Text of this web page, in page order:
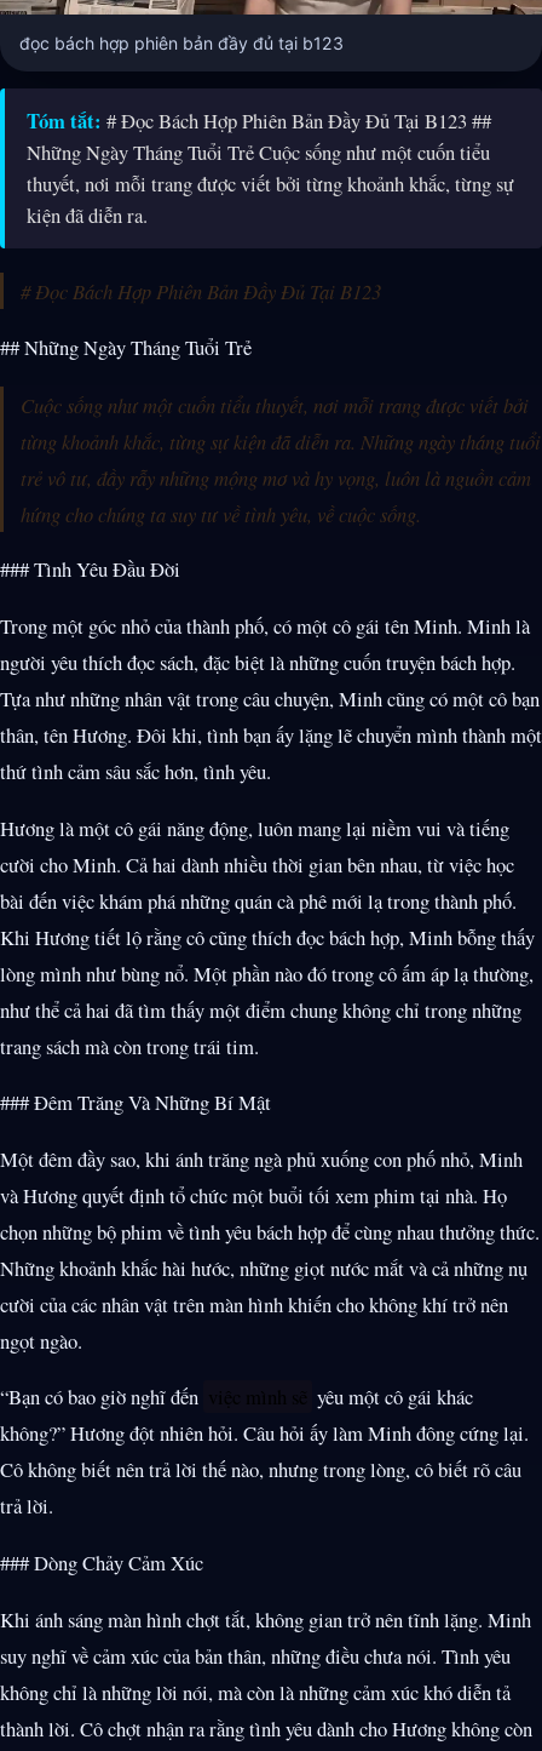
đọc bách hợp phiên bản đầy đủ tại b123
Tóm tắt: # Đọc Bách Hợp Phiên Bản Đầy Đủ Tại B123 ##
Những Ngày Tháng Tuổi Trẻ Cuộc sống như một cuốn tiểu
thuyết, nơi mỗi trang được viết bởi từng khoảnh khắc, từng sự
kiện đã diễn ra.
# Đọc Bách Hợp Phiên Bản Đầy Đủ Tại B123
## Những Ngày Tháng Tuổi Trẻ
Cuộc sống như một cuốn tiểu thuyết, nơi mỗi trang được viết bởi
từng khoảnh khắc, từng sự kiện đã diễn ra. Những ngày tháng tuổi
trẻ vô tư, đầy rẫy những mộng mơ và hy vọng, luôn là nguồn cảm
hứng cho chúng ta suy tư về tình yêu, về cuộc sống.
### Tình Yêu Đầu Đời
Trong một góc nhỏ của thành phố, có một cô gái tên Minh. Minh là
người yêu thích đọc sách, đặc biệt là những cuốn truyện bách hợp.
Tựa như những nhân vật trong câu chuyện, Minh cũng có một cô bạn
thân, tên Hương. Đôi khi, tình bạn ấy lặng lẽ chuyển mình thành một
thứ tình cảm sâu sắc hơn, tình yêu.
Hương là một cô gái năng động, luôn mang lại niềm vui và tiếng
cười cho Minh. Cả hai dành nhiều thời gian bên nhau, từ việc học
bài đến việc khám phá những quán cà phê mới lạ trong thành phố.
Khi Hương tiết lộ rằng cô cũng thích đọc bách hợp, Minh bỗng thấy
lòng mình như bùng nổ. Một phần nào đó trong cô ấm áp lạ thường,
như thể cả hai đã tìm thấy một điểm chung không chỉ trong những
trang sách mà còn trong trái tim.
### Đêm Trăng Và Những Bí Mật
Một đêm đầy sao, khi ánh trăng ngà phủ xuống con phố nhỏ, Minh
và Hương quyết định tổ chức một buổi tối xem phim tại nhà. Họ
chọn những bộ phim về tình yêu bách hợp để cùng nhau thưởng thức.
Những khoảnh khắc hài hước, những giọt nước mắt và cả những nụ
cười của các nhân vật trên màn hình khiến cho không khí trở nên
ngọt ngào.
“Bạn có bao giờ nghĩ đến việc mình sẽ yêu một cô gái khác
không?” Hương đột nhiên hỏi. Câu hỏi ấy làm Minh đông cứng lại.
Cô không biết nên trả lời thế nào, nhưng trong lòng, cô biết rõ câu
trả lời.
### Dòng Chảy Cảm Xúc
Khi ánh sáng màn hình chợt tắt, không gian trở nên tĩnh lặng. Minh
suy nghĩ về cảm xúc của bản thân, những điều chưa nói. Tình yêu
không chỉ là những lời nói, mà còn là những cảm xúc khó diễn tả
thành lời. Cô chợt nhận ra rằng tình yêu dành cho Hương không còn